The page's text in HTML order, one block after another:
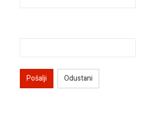
Pošalji Odustani